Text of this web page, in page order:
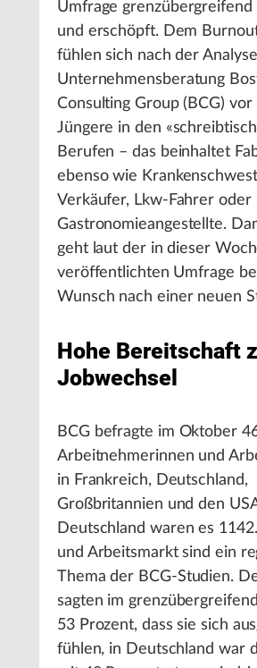
Umfrage grenzübergreifend
und erschöpft. Dem
fühlen sich nach der
Unternehmensberatung
Consulting Group (BCG) vor
Jüngere in den
Berufen – das beinhaltet
ebenso wie
Verkäufer, Lkw-Fahrer oder
Gastronomieangestellte.
geht laut der in dieser
veröffentlichten Umfrage
Wunsch nach einer neuen
Hohe Bereitschaft
Jobwechsel
BCG befragte im Oktober
Arbeitnehmerinnen und
in Frankreich, Deutschland,
Großbritannien und den
Deutschland waren es
und Arbeitsmarkt sind ein
Thema der BCG-Studien.
sagten im
53 Prozent, dass sie sich
fühlen, in Deutschland war